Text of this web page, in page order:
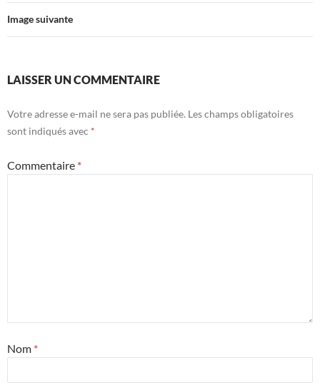
Image suivante
LAISSER UN COMMENTAIRE
Votre adresse e-mail ne sera pas publiée. Les champs obligatoires
sont indiqués avec *
Commentaire *
Nom *